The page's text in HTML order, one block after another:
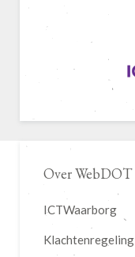
Over WebDOT
ICTWaarborg
Klachtenregeling